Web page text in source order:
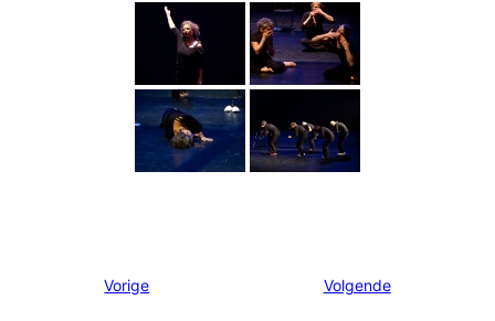
Vorige Volgende